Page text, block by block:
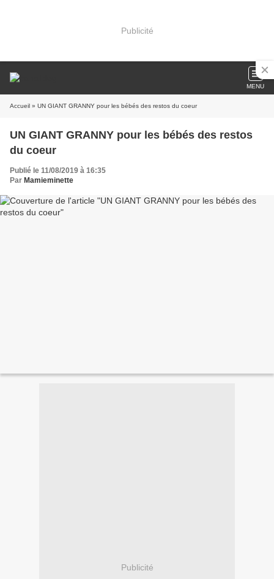
Publicité
MENU
Accueil » UN GIANT GRANNY pour les bébés des restos du coeur
UN GIANT GRANNY pour les bébés des restos
du coeur
Publié le 11/08/2019 à 16:35
Par Mamieminette
Publicité